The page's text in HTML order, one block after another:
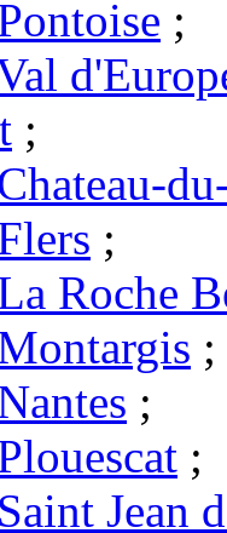
;
;
;
Roche
;
;
;
Jean